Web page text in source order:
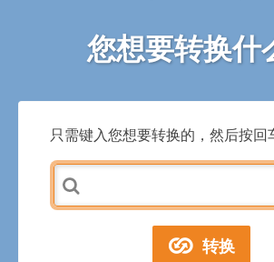
您想要转换什
只需键入您想要转换的，然后按回